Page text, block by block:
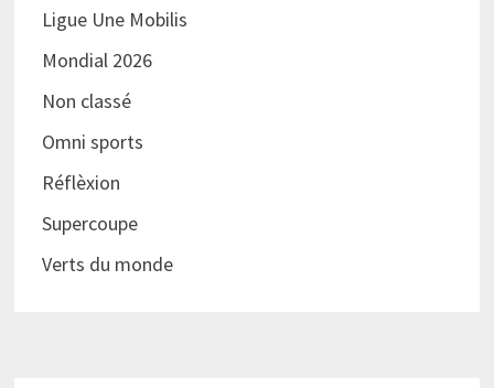
Ligue Une Mobilis
Mondial 2026
Non classé
Omni sports
Réflèxion
Supercoupe
Verts du monde